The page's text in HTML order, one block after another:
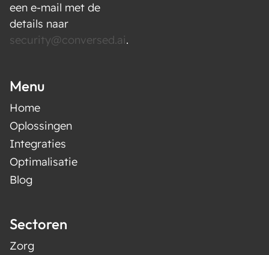
een e-mail met de
details naar
security@conversed.ai.
Menu
Home
Oplossingen
Integraties
Optimalisatie
Blog
Sectoren
Zorg